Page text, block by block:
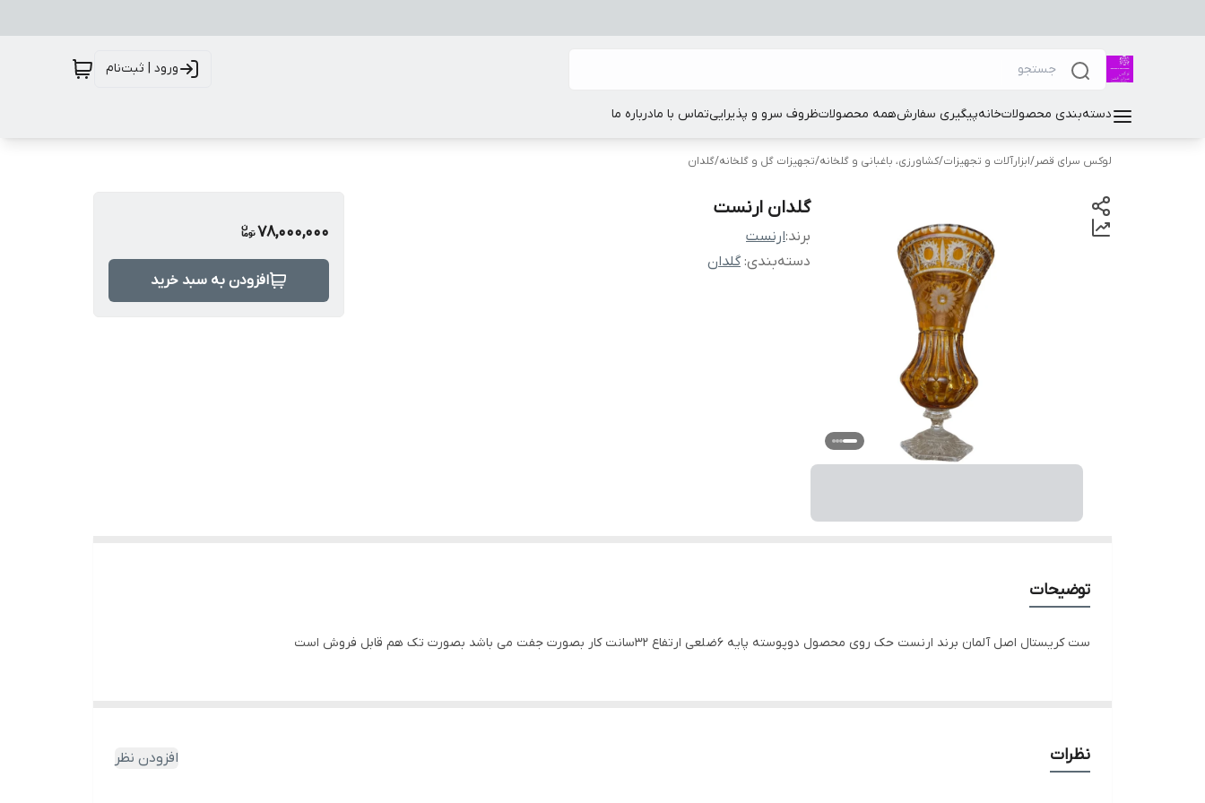
ورود | ثبت‌نام
دسته‌بندی محصولاتخانهپیگیری سفارشهمه محصولاتظروف سرو و پذیراییتماس با مادرباره ما
لوکس سرای قصر/ابزارآلات و تجهیزات/کشاورزی، باغبانی و گلخانه/تجهیزات گل و گلخانه‌/گلدان
گلدان ارنست
برند:ارنست
دسته‌بندی:گلدان
78,000,000
افزودن به سبد خرید
توضیحات
ست کریستال اصل آلمان برند ارنست حک روی محصول دوپوسته پایه 6ضلعی ارتفاع 32سانت کار بصورت جفت می باشد بصورت تک هم قابل فروش است
نظرات افزودن نظر